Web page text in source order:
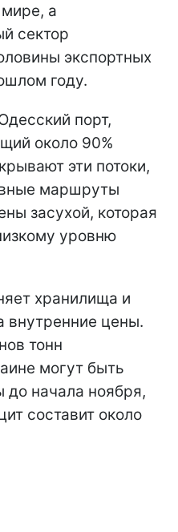
а
сектор
экспортных
году.
порт,
около 90%
эти потоки,
маршруты
засухой, которая
уровню
хранилища и
внутренние цены.
тонн
могут быть
до начала ноября,
составит около